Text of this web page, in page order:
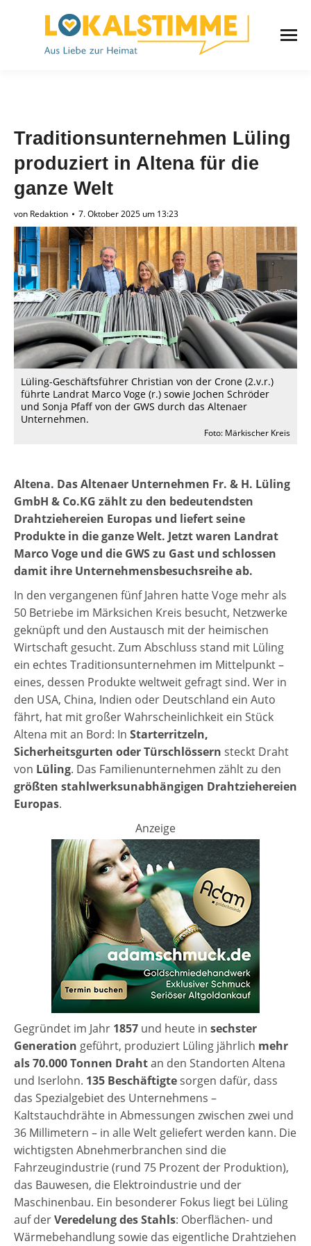
Traditionsunternehmen Lüling
produziert in Altena für die
ganze Welt
von Redaktion 7. Oktober 2025 um 13:23
Lüling-Geschäftsführer Christian von der Crone (2.v.r.)
führte Landrat Marco Voge (r.) sowie Jochen Schröder
und Sonja Pfaff von der GWS durch das Altenaer
Unternehmen.
Foto: Märkischer Kreis
Altena. Das Altenaer Unternehmen Fr. & H. Lüling
GmbH & Co.KG zählt zu den bedeutendsten
Drahtziehereien Europas und liefert seine
Produkte in die ganze Welt. Jetzt waren Landrat
Marco Voge und die GWS zu Gast und schlossen
damit ihre Unternehmensbesuchsreihe ab.
In den vergangenen fünf Jahren hatte Voge mehr als
50 Betriebe im Märksichen Kreis besucht, Netzwerke
geknüpft und den Austausch mit der heimischen
Wirtschaft gesucht. Zum Abschluss stand mit Lüling
ein echtes Traditionsunternehmen im Mittelpunkt –
eines, dessen Produkte weltweit gefragt sind. Wer in
den USA, China, Indien oder Deutschland ein Auto
fährt, hat mit großer Wahrscheinlichkeit ein Stück
Altena mit an Bord: In Starterritzeln,
Sicherheitsgurten oder Türschlössern steckt Draht
von Lüling. Das Familienunternehmen zählt zu den
größten stahlwerksunabhängigen Drahtziehereien
Europas.
Anzeige
Gegründet im Jahr 1857 und heute in sechster
Generation geführt, produziert Lüling jährlich mehr
als 70.000 Tonnen Drahtan den Standorten Altena
und Iserlohn. 135 Beschäftigtesorgen dafür, dass
das Spezialgebiet des Unternehmens –
Kaltstauchdrähte in Abmessungen zwischen zwei und
36 Millimetern – in alle Welt geliefert werden kann. Die
wichtigsten Abnehmerbranchen sind die
Fahrzeugindustrie (rund 75 Prozent der Produktion),
das Bauwesen, die Elektroindustrie und der
Maschinenbau. Ein besonderer Fokus liegt bei Lüling
auf derVeredelung des Stahls: Oberflächen- und
Wärmebehandlung sowie das eigentliche Drahtziehen